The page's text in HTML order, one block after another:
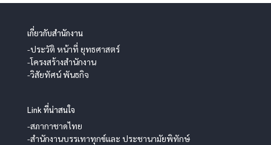
เกี่ยวกับสำนักงาน
-ประวัติ หน้าที่ ยุทธศาสตร์
-โครงสร้างสำนักงาน
-วิสัยทัศน์ พันธกิจ
Link ที่น่าสนใจ
-สภากาชาดไทย
-สำนักงานบรรเทาทุกข์และ ประชานามัยพิทักษ์